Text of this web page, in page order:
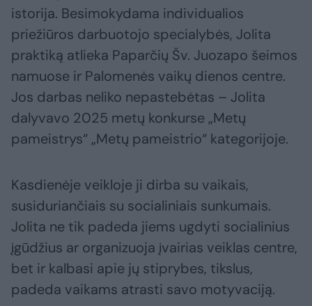
istorija. Besimokydama individualios
priežiūros darbuotojo specialybės, Jolita
praktiką atlieka Paparčių Šv. Juozapo šeimos
namuose ir Palomenės vaikų dienos centre.
Jos darbas neliko nepastebėtas – Jolita
dalyvavo 2025 metų konkurse „Metų
pameistrys“ „Metų pameistrio“ kategorijoje.
Kasdienėje veikloje ji dirba su vaikais,
susiduriančiais su socialiniais sunkumais.
Jolita ne tik padeda jiems ugdyti socialinius
įgūdžius ar organizuoja įvairias veiklas centre,
bet ir kalbasi apie jų stiprybes, tikslus,
padeda vaikams atrasti savo motyvaciją.